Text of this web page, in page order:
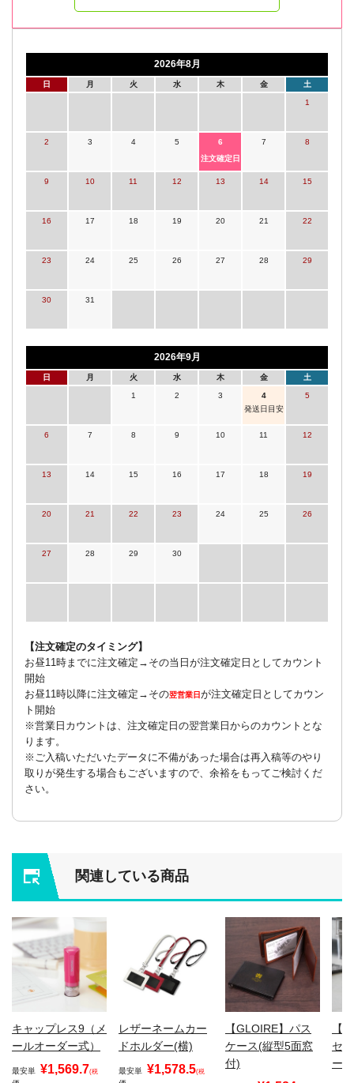
2026年8月
日 月 火 水 木 金 土
1
2 3 4 5
6
注文確定日
7 8
9 10 11 12 13 14 15
16 17 18 19 20 21 22
23 24 25 26 27 28 29
30 31
2026年9月
日 月 火 水 木 金 土
1 2 3
4
発送日目安
5
6 7 8 9 10 11 12
13 14 15 16 17 18 19
20 21 22 23 24 25 26
27 28 29 30
【注文確定のタイミング】
お昼11時までに注文確定→その当日が注文確定日としてカウント
開始
お昼11時以降に注文確定→その翌営業日が注文確定日としてカウン
ト開始
※営業日カウントは、注文確定日の翌営業日からのカウントとな
ります。
※ご入稿いただいたデータに不備があった場合は再入稿等のやり
取りが発生する場合もございますので、余裕をもってご検討くだ
さい。
関連している商品
キャップレス9（メ
ールオーダー式）
最安単
¥1,569.7(税
レザーネームカー
ドホルダー(横)
最安単
¥1,578.5(税
【GLOIRE】パス
ケース(縦型5面窓
付)
【
セ
ート